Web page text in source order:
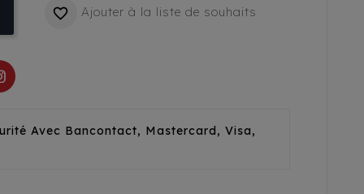
 Ajouter à la liste de souhaits
Avec Bancontact, Mastercard, Visa,